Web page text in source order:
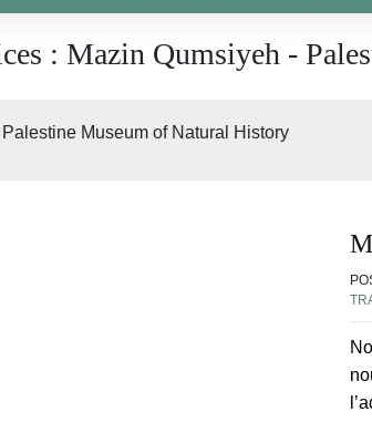
: Mazin Qumsiyeh -
Museum of Natural History